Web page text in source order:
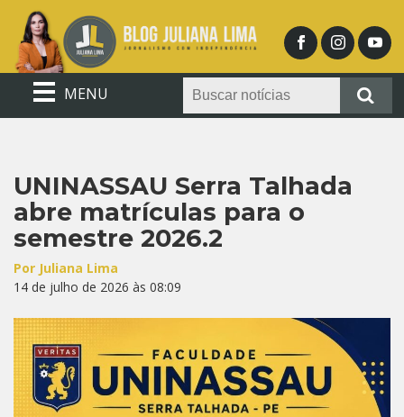
MENU
UNINASSAU Serra Talhada
abre matrículas para o
semestre 2026.2
Por Juliana Lima
14 de julho de 2026 às 08:09